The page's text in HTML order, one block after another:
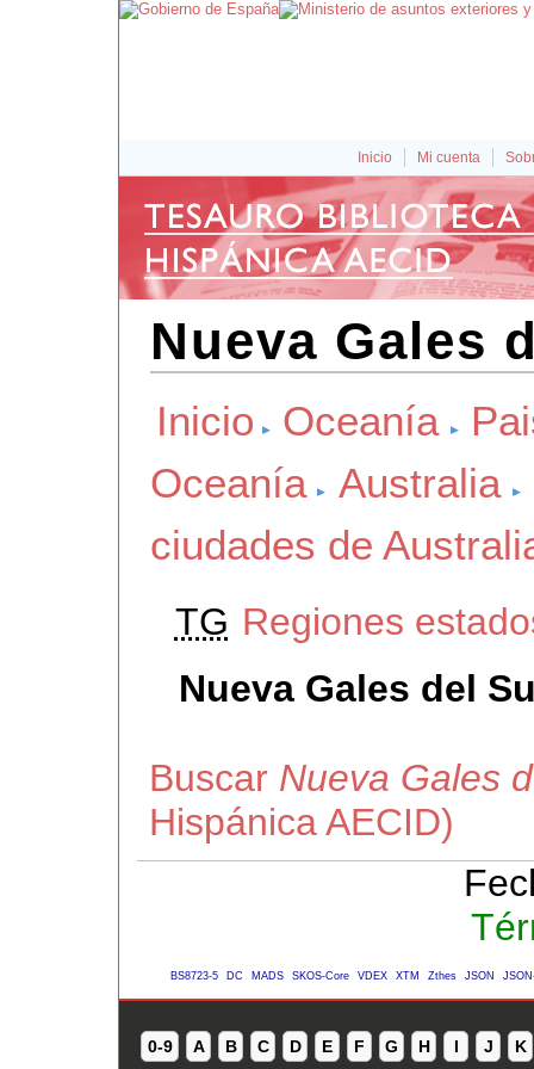
Inicio Mi cuenta
Nueva Gales
Inicio Oceanía
Oceanía
Australia
ciudades de
TG Regiones
Nueva Gales del
Buscar Nueva Gales
Hispánica AECID)
BS8723-5 DC MADS SKOS-Core VDEX XTM Zthes JSON
0-9 A B C D E F G H I J K